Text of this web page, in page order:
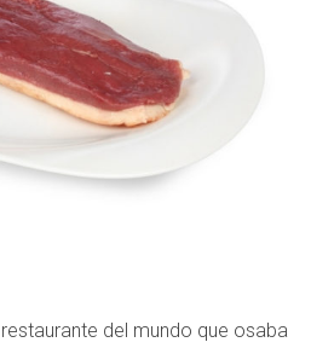
del mundo que osaba